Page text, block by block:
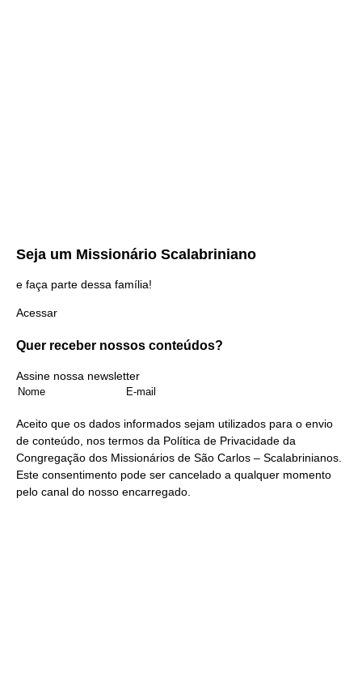
Seja um Missionário Scalabriniano
e faça parte dessa família!
Acessar
Quer receber nossos conteúdos?
Assine nossa newsletter
Aceito que os dados informados sejam utilizados para o envio
de conteúdo, nos termos da Política de Privacidade da
Congregação dos Missionários de São Carlos – Scalabrinianos.
Este consentimento pode ser cancelado a qualquer momento
pelo canal do nosso encarregado.